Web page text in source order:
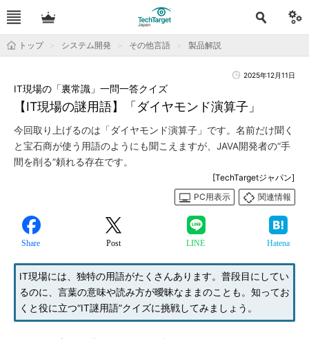
トップ システム開発 その他言語 製品解説
2025年12月11日
【IT現場の謎用語】「ダイヤモンド演算子」
IT現場の「裏常識」一問一答クイズ
今回取り上げるのは「ダイヤモンド演算子」です。名前だけ聞く
と宝石商が使う用語のようにも聞こえますが、JAVA開発者の“手
間を削る”頼れる存在です。
[TechTargetジャパン]
PC用表示
関連情報
Share Post LINE Hatena
IT現場には、独特の用語がたくさんあります。普段目にしてい
るのに、言葉の意味や読み方が曖昧なままのことも。知ってお
くと役に立つ“IT謎用語”クイズに挑戦してみましょう。